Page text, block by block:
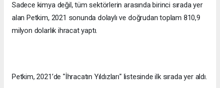
Sadece kimya değil, tüm sektörlerin arasında birinci sırada yer
alan Petkim, 2021 sonunda dolaylı ve doğrudan toplam 810,9
milyon dolarlık ihracat yaptı.
Petkim, 2021’de "İhracatın Yıldızları" listesinde ilk sırada yer aldı.